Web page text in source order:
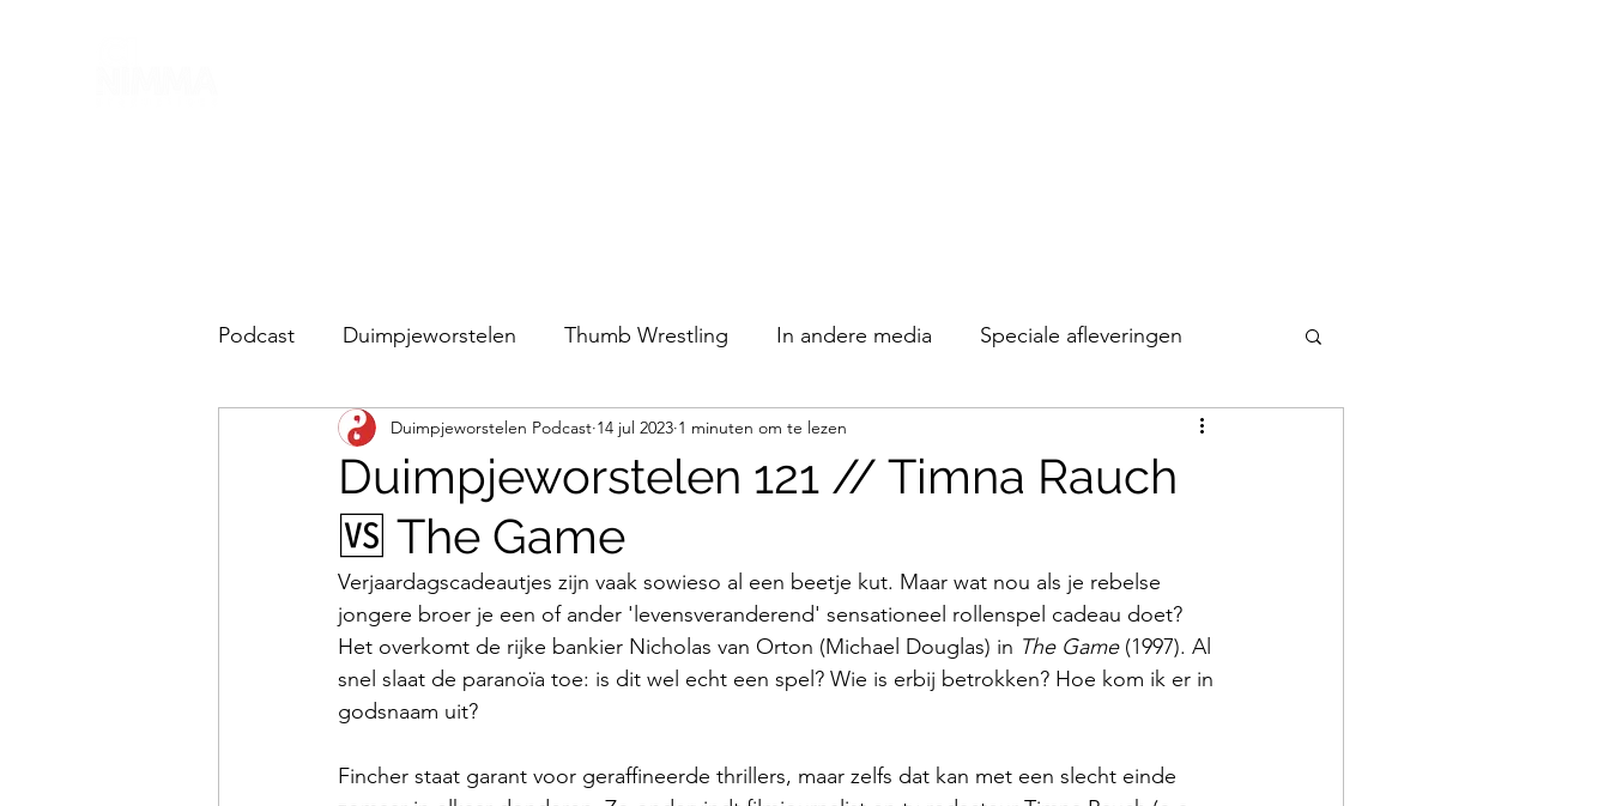
Podcast Duimpjeworstelen Thumb Wrestling In andere media Speciale afleveringen
Lubitsch en de rest
Duimpjeworstelen 121 // Timna Rauch
🆚 The Game
Duimpjeworstelen Podcast 14 jul 2023 1 minuten om te lezen
Verjaardagscadeautjes zijn vaak sowieso al een beetje kut. Maar wat nou als je rebelse
jongere broer je een of ander 'levensveranderend' sensationeel rollenspel cadeau doet?
Het overkomt de rijke bankier Nicholas van Orton (Michael Douglas) in The Game (1997). Al
snel slaat de paranoïa toe: is dit wel echt een spel? Wie is erbij betrokken? Hoe kom ik er in
godsnaam uit?
Fincher staat garant voor geraffineerde thrillers, maar zelfs dat kan met een slecht einde